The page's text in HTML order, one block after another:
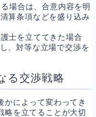
場合は、合意内容を明
算条項などを盛り込み
士を立ててきた場合
、対等な立場で交渉を
る交渉戦略
かによって変わってき
略を立てることが大切